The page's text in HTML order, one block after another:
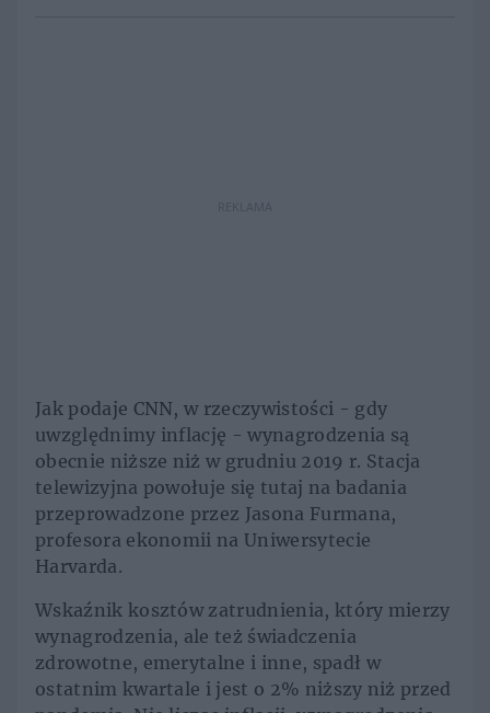
REKLAMA
Jak podaje CNN, w rzeczywistości - gdy
uwzględnimy inflację - wynagrodzenia są
obecnie niższe niż w grudniu 2019 r. Stacja
telewizyjna powołuje się tutaj na badania
przeprowadzone przez Jasona Furmana,
profesora ekonomii na Uniwersytecie
Harvarda.
Wskaźnik kosztów zatrudnienia, który mierzy
wynagrodzenia, ale też świadczenia
zdrowotne, emerytalne i inne, spadł w
ostatnim kwartale i jest o 2% niższy niż przed